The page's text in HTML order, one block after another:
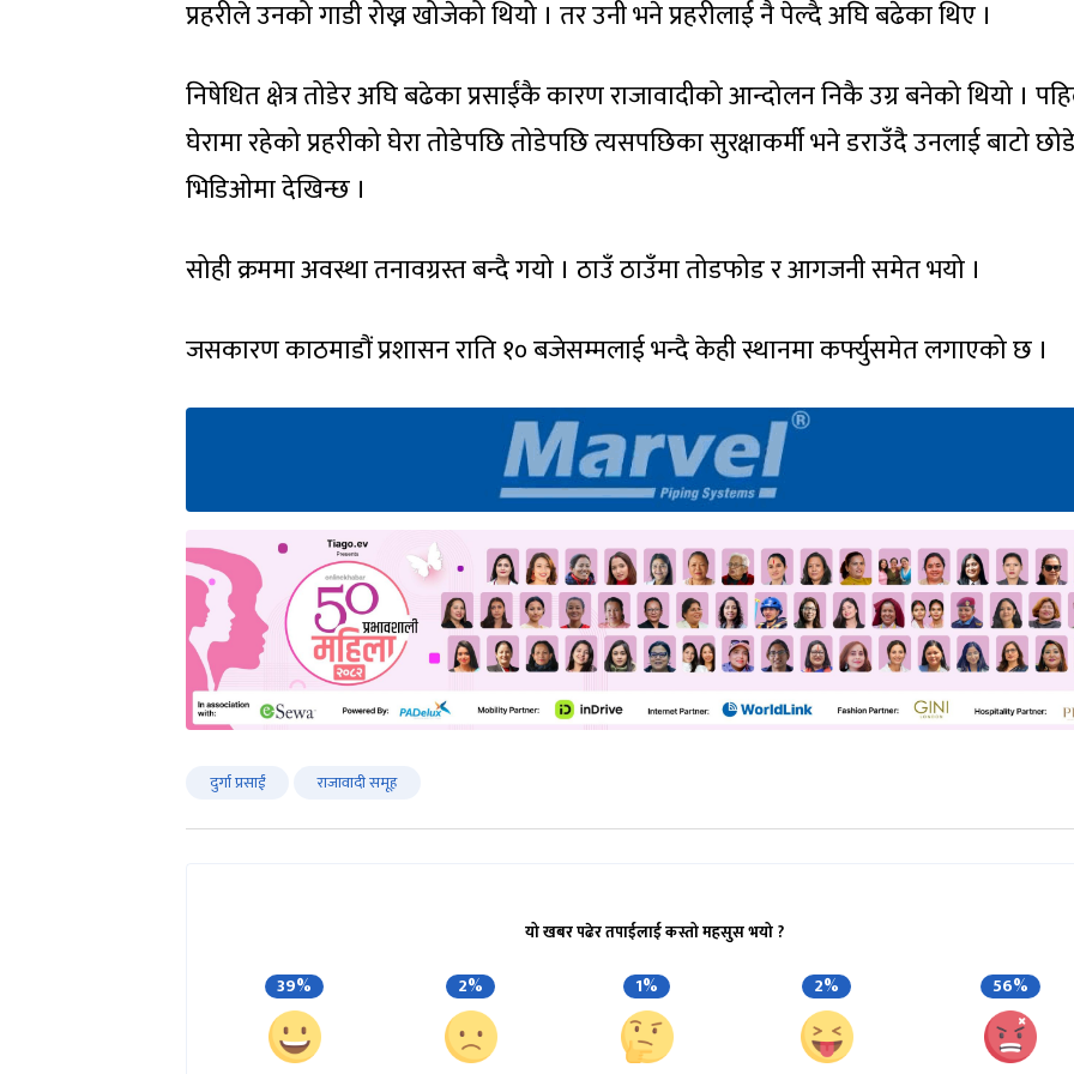
प्रहरीले उनको गाडी रोख्न खोजेको थियो । तर उनी भने प्रहरीलाई नै पेल्दै अघि बढेका थिए ।
निषेधित क्षेत्र तोडेर अघि बढेका प्रसाईंकै कारण राजावादीको आन्दोलन निकै उग्र बनेको थियो ।
घेरामा रहेको प्रहरीको घेरा तोडेपछि तोडेपछि त्यसपछिका सुरक्षाकर्मी भने डराउँदै उनलाई बाटो
भिडिओमा देखिन्छ ।
सोही क्रममा अवस्था तनावग्रस्त बन्दै गयो । ठाउँ ठाउँमा तोडफोड र आगजनी समेत भयो ।
जसकारण काठमाडौं प्रशासन राति १० बजेसम्मलाई भन्दै केही स्थानमा कर्फ्युसमेत लगाएको छ ।
दुर्गा प्रसाईं राजावादी समूह
यो खबर पढेर तपाईलाई कस्तो महसुस भयो ?
39% 2% 1% 2% 56%